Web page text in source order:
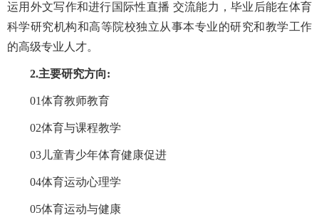
运用外文写作和进行国际性直播 交流能力，毕业后能在体育
科学研究机构和高等院校独立从事本专业的研究和教学工作
的高级专业人才。
2.主要研究方向:
01体育教师教育
02体育与课程教学
03儿童青少年体育健康促进
04体育运动心理学
05体育运动与健康